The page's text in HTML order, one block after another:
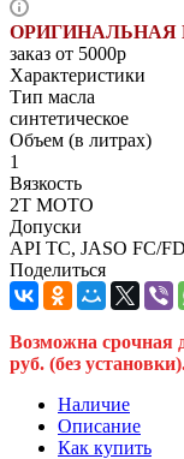
ОРИГИНАЛЬНАЯ
заказ от 5000р
Характеристики
Тип масла
синтетическое
Объем (в литрах)
1
Вязкость
2T MOTO
Допуски
API TC, JASO FC/FD
Поделиться
Возможна срочная
руб. (без
Наличие
Описание
Как купить